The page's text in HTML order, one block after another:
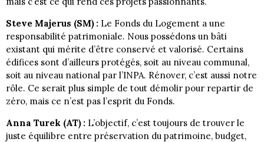
Steve Majerus (SM) : Le Fonds du Logement a une
responsabilité patrimoniale. Nous possédons un bâti
existant qui mérite d’être conservé et valorisé. Certains
édifices sont d’ailleurs protégés, soit au niveau communal,
soit au niveau national par l’INPA. Rénover, c’est aussi notre
rôle. Ce serait plus simple de tout démolir pour repartir de
zéro, mais ce n’est pas l’esprit du Fonds.
Anna Turek (AT) : L’objectif, c’est toujours de trouver le
juste équilibre entre préservation du patrimoine, budget,